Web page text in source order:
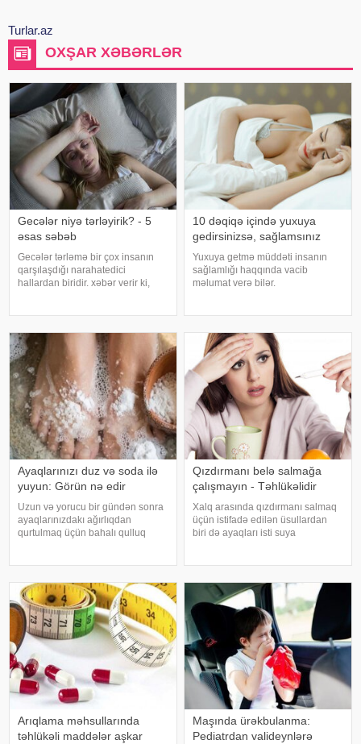
Turlar.az
OXŞAR XƏBƏRLƏR
Gecələr niyə tərləyirik? - 5
əsas səbəb
Gecələr tərləmə bir çox insanın
qarşılaşdığı narahatedici
hallardan biridir. xəbər verir ki,
sağlamlıq problemlərinin əlamət
10 dəqiqə içində yuxuya
gedirsinizsə, sağlamsınız
Yuxuya getmə müddəti insanın
sağlamlığı haqqında vacib
məlumat verə bilər.
üzrə mütəxəssis Mişel Drerupun
sözlərinə görə
Ayaqlarınızı duz və soda ilə
yuyun: Görün nə edir
Uzun və yorucu bir gündən sonra
ayaqlarınızdakı ağırlıqdan
qurtulmaq üçün bahalı qulluq
bilərsiniz. xəbər verir ki, çox vax
Qızdırmanı belə salmağa
çalışmayın - Təhlükəlidir
Xalq arasında qızdırmanı salmaq
üçün istifadə edilən üsullardan
biri də ayaqları isti suya
ağırlaşdıra bilər. xəbər verir ki,
yüksə
Arıqlama məhsullarında
təhlükəli maddələr aşkar
Maşında ürəkbulanma:
Pediatrdan valideynlərə